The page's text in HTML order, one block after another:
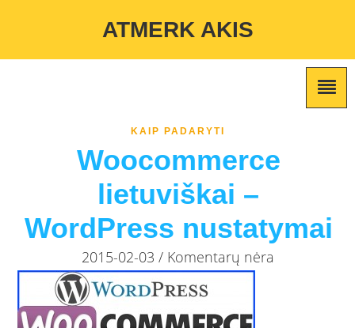
/home/atmerkakis/public_html/wp-content/themes/marketing-
ATMERK AKIS
KAIP PADARYTI
Woocommerce
lietuviškai –
WordPress nustatymai
2015-02-03 / Komentarų nėra